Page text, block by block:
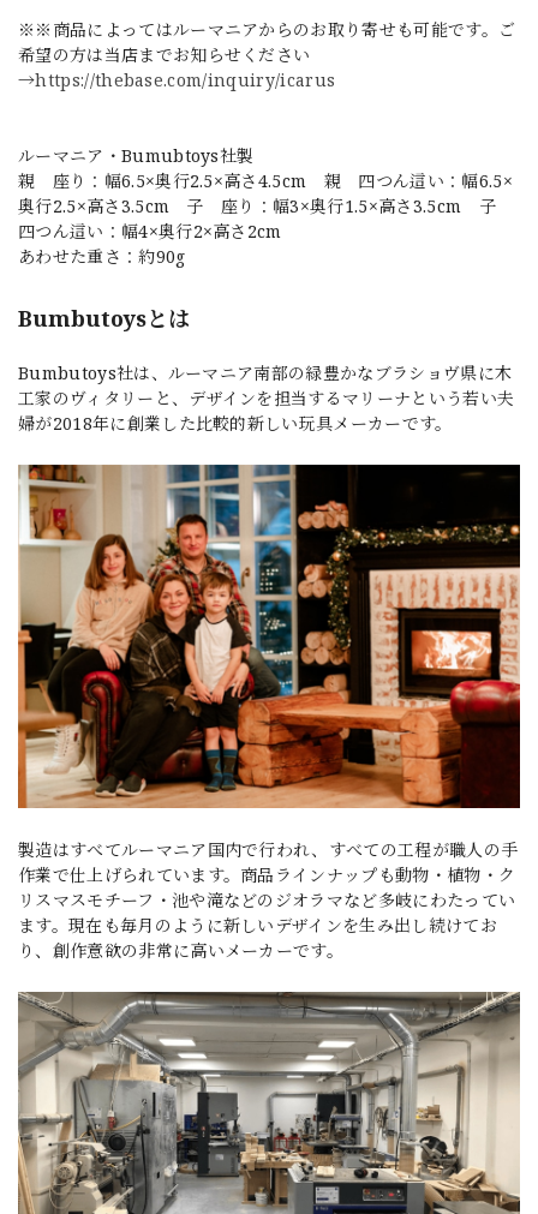
※※商品によってはルーマニアからのお取り寄せも可能です。ご
希望の方は当店までお知らせください
→https://thebase.com/inquiry/icarus
ルーマニア・Bumubtoys社製
親 座り：幅6.5×奥行2.5×高さ4.5cm 親 四つん這い：幅6.5×
奥行2.5×高さ3.5cm 子 座り：幅3×奥行1.5×高さ3.5cm 子
四つん這い：幅4×奥行2×高さ2cm
あわせた重さ：約90g
Bumbutoysとは
Bumbutoys社は、ルーマニア南部の緑豊かなブラショヴ県に木
工家のヴィタリーと、デザインを担当するマリーナという若い夫
婦が2018年に創業した比較的新しい玩具メーカーです。
製造はすべてルーマニア国内で行われ、すべての工程が職人の手
作業で仕上げられています。商品ラインナップも動物・植物・ク
リスマスモチーフ・池や滝などのジオラマなど多岐にわたってい
ます。現在も毎月のように新しいデザインを生み出し続けてお
り、創作意欲の非常に高いメーカーです。